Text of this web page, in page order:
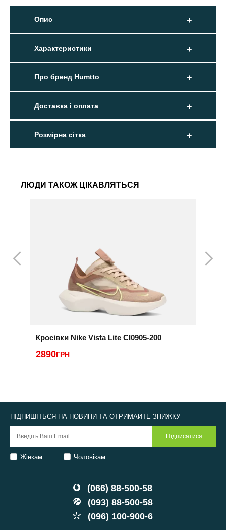
Опис
Характеристики
Про бренд Humtto
Доставка і оплата
Розмірна сітка
ЛЮДИ ТАКОЖ ЦІКАВЛЯТЬСЯ
Кросівки Nike Vista Lite CI0905-200
2890ГРН
(066) 88-500-58
(093) 88-500-58
(096) 100-900-6
ПІДПИШІТЬСЯ НА НОВИНИ ТА ОТРИМАЙТЕ ЗНИЖКУ
Жінкам Чоловікам